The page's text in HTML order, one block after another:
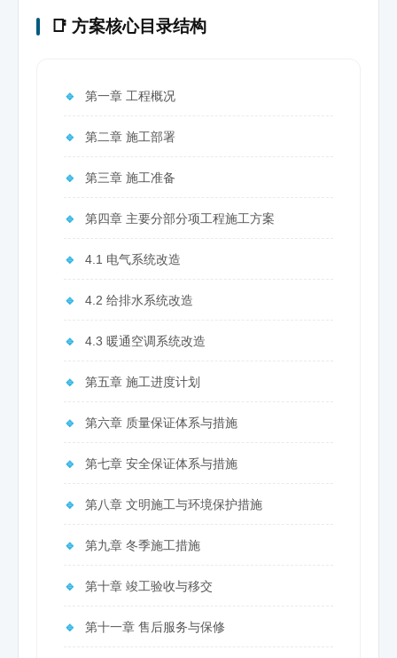
📑 方案核心目录结构
🔹 第一章 工程概况
🔹 第二章 施工部署
🔹 第三章 施工准备
🔹 第四章 主要分部分项工程施工方案
🔹 4.1 电气系统改造
🔹 4.2 给排水系统改造
🔹 4.3 暖通空调系统改造
🔹 第五章 施工进度计划
🔹 第六章 质量保证体系与措施
🔹 第七章 安全保证体系与措施
🔹 第八章 文明施工与环境保护措施
🔹 第九章 冬季施工措施
🔹 第十章 竣工验收与移交
🔹 第十一章 售后服务与保修